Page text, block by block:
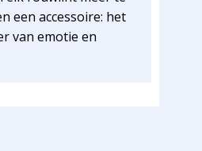
een accessoire: het
van emotie en